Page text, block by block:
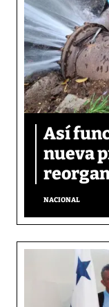
Así
nueva
NACIONAL